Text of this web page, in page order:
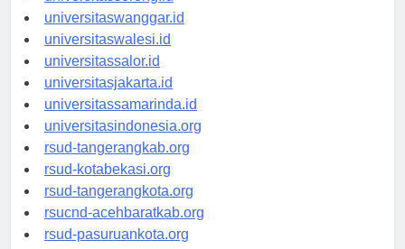
universitassorong.id
universitaswanggar.id
universitaswalesi.id
universitassalor.id
universitasjakarta.id
universitassamarinda.id
universitasindonesia.org
rsud-tangerangkab.org
rsud-kotabekasi.org
rsud-tangerangkota.org
rsucnd-acehbaratkab.org